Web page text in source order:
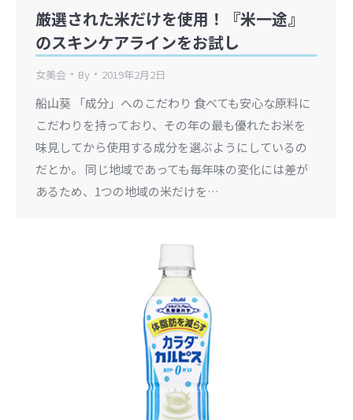
厳選された米だけを使用！『米一途』
のスキンケアラインをお試し
女美会 By 2019年2月2日
船山葵 「成分」へのこだわり 食べても安心な原料に
こだわりを持っており、その年の最も優れたお米を
味見してから使用する成分を選ぶようにしているの
だとか。 同じ地域であっても毎年味の変化には差が
あるため、1つの地域の米だけを…